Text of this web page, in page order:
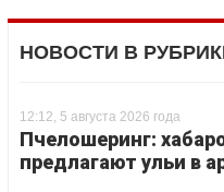
НОВОСТИ В
12:12, 5 августа 2026 года
Пчелошеринг:
предлагают ульи в